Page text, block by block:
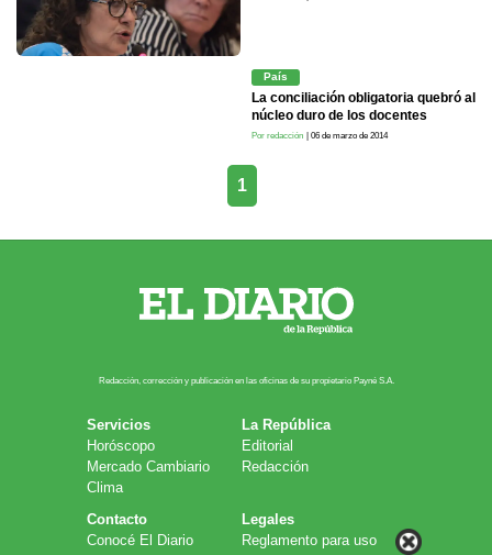
País
La conciliación obligatoria quebró al
núcleo duro de los docentes
Por redacción | 06 de marzo de 2014
1
Redacción, corrección y publicación en las oficinas de su propietario Payn​é S.A.
Servicios
Horóscopo
Mercado Cambiario
Clima
La República
Editorial
Redacción
Contacto
Conocé El Diario
Legales
Reglamento para uso